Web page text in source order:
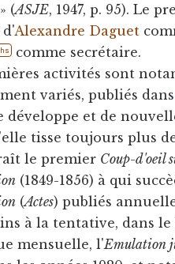
(ASJE, 1947, p. 95). Le
d'Alexandre Daguet
comme secrétaire.
activités sont
variés, publiés dans
développe et de
tisse toujours plus
le premier Coup-d'oeil
(1849-1856) à qui
(Actes) publiés
à la tentative, dans
mensuelle, l'Emulation